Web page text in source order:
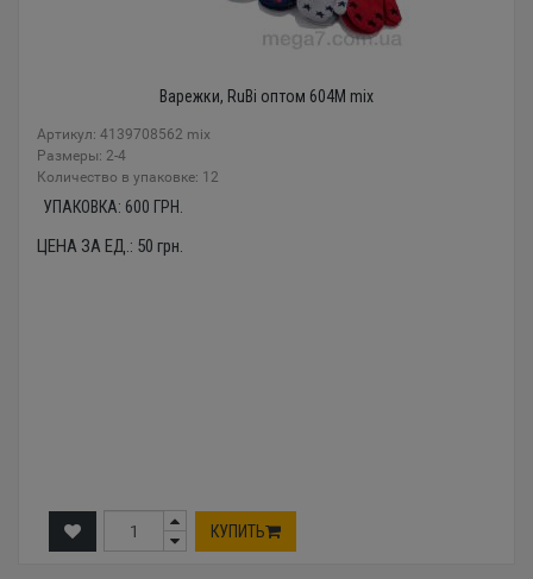
Варежки, RuBi оптом 604M mix
Артикул: 4139708562 mix
Размеры: 2-4
Количество в упаковке: 12
УПАКОВКА: 600 ГРН.
ЦЕНА ЗА ЕД.: 50 грн.
КУПИТЬ